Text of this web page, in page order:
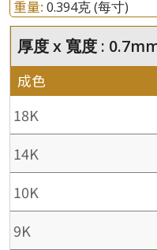
重量: 0.394克(每寸)
厚度 x 寬度 :
成色
18K
14K
10K
9K